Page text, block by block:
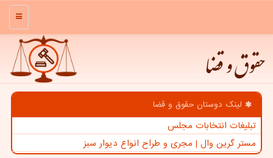
منو
حقوق و قضا
لینک دوستان حقوق و قضا
تبلیغات انتخابات مجلس
مستر گرین وال | مجری و طراح انواع دیوار سبز